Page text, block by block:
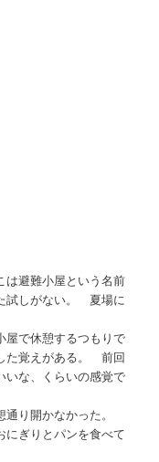
避難小屋という名前
試しがない。 夏場に
屋で休憩するつもりで
た覚えがある。 前回
いな、くらいの感覚で
り開かなかった。
にぎりとパンを食べて